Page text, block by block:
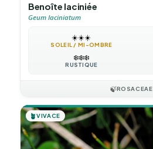
Benoîte laciniée
Geum laciniatum
☀️☀️☀️
SOLEIL / MI-OMBRE
❄️❄️❄️
RUSTIQUE
🍃ROSACEAE
🪴VIVACE